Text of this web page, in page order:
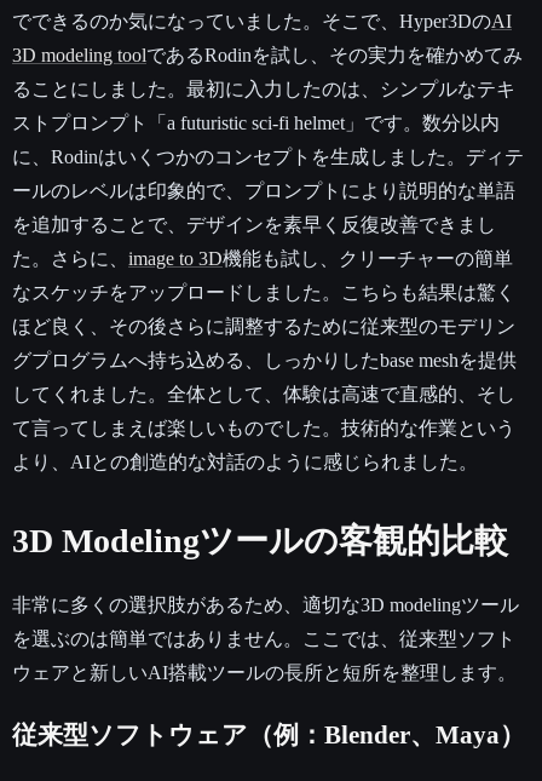
でできるのか気になっていました。そこで、Hyper3DのAI
3D modeling toolであるRodinを試し、その実力を確かめてみ
ることにしました。最初に入力したのは、シンプルなテキ
ストプロンプト「a futuristic sci-fi helmet」です。数分以内
に、Rodinはいくつかのコンセプトを生成しました。ディテ
ールのレベルは印象的で、プロンプトにより説明的な単語
を追加することで、デザインを素早く反復改善できまし
た。さらに、 image to 3D機能も試し、クリーチャーの簡単
なスケッチをアップロードしました。こちらも結果は驚く
ほど良く、その後さらに調整するために従来型のモデリン
グプログラムへ持ち込める、しっかりしたbase meshを提供
してくれました。全体として、体験は高速で直感的、そし
て言ってしまえば楽しいものでした。技術的な作業という
より、AIとの創造的な対話のように感じられました。
3D Modelingツールの客観的比較
非常に多くの選択肢があるため、適切な3D modelingツール
を選ぶのは簡単ではありません。ここでは、従来型ソフト
ウェアと新しいAI搭載ツールの長所と短所を整理します。
従来型ソフトウェア（例：Blender、Maya）